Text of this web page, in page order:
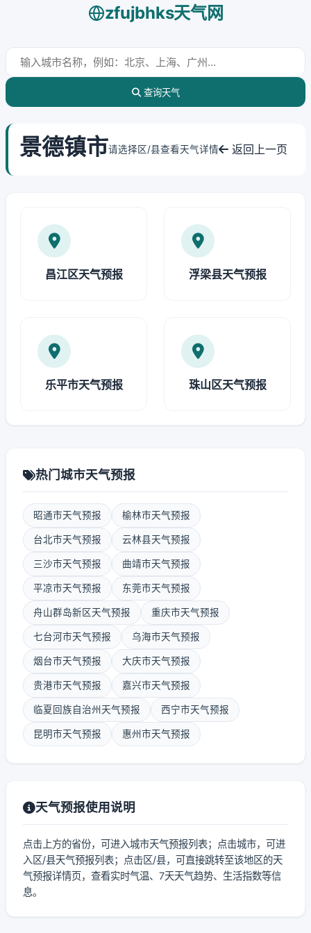
zfujbhks天气网
查询天气
景德镇市请选择区/县查看天气详情 返回上一页
昌江区天气预报 浮梁县天气预报
乐平市天气预报 珠山区天气预报
热门城市天气预报
昭通市天气预报 榆林市天气预报
台北市天气预报 云林县天气预报
三沙市天气预报 曲靖市天气预报
平凉市天气预报 东莞市天气预报
舟山群岛新区天气预报 重庆市天气预报
七台河市天气预报 乌海市天气预报
烟台市天气预报 大庆市天气预报
贵港市天气预报 嘉兴市天气预报
临夏回族自治州天气预报 西宁市天气预报
昆明市天气预报 惠州市天气预报
天气预报使用说明
点击上方的省份，可进入城市天气预报列表；点击城市，可进
入区/县天气预报列表；点击区/县，可直接跳转至该地区的天
气预报详情页，查看实时气温、7天天气趋势、生活指数等信
息。